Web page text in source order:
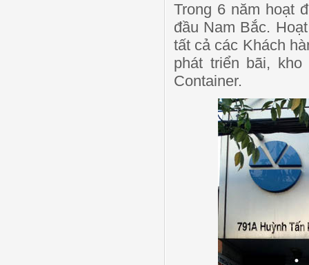
Trong 6 năm hoạt
đầu Nam Bắc.
tất cả các Khách
phát triển bãi,
Container.